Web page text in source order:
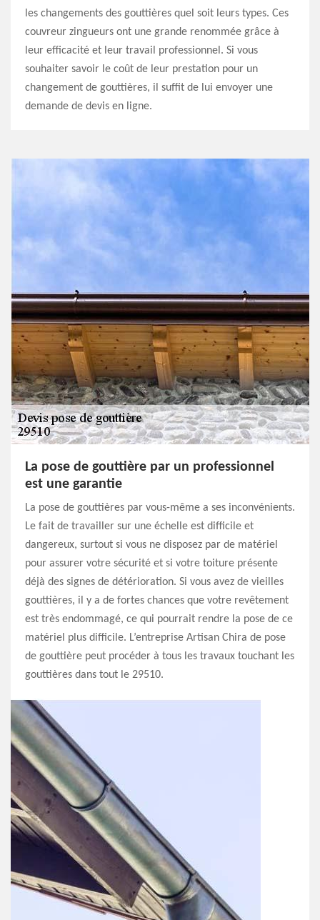
les changements des gouttières quel soit leurs types. Ces
couvreur zingueurs ont une grande renommée grâce à
leur efficacité et leur travail professionnel. Si vous
souhaiter savoir le coût de leur prestation pour un
changement de gouttières, il suffit de lui envoyer une
demande de devis en ligne.
La pose de gouttière par un professionnel
est une garantie
La pose de gouttières par vous-même a ses inconvénients.
Le fait de travailler sur une échelle est difficile et
dangereux, surtout si vous ne disposez par de matériel
pour assurer votre sécurité et si votre toiture présente
déjà des signes de détérioration. Si vous avez de vieilles
gouttières, il y a de fortes chances que votre revêtement
est très endommagé, ce qui pourrait rendre la pose de ce
matériel plus difficile. L’entreprise Artisan Chira de pose
de gouttière peut procéder à tous les travaux touchant les
gouttières dans tout le 29510.